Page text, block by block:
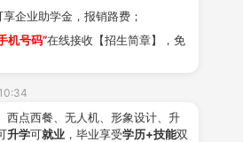
企业助学金，报销路费；
机号码”在线接收【招生简章】，免
西点西餐、无人机、形象设计、升
升学可就业 ，毕业享受学历+技能双